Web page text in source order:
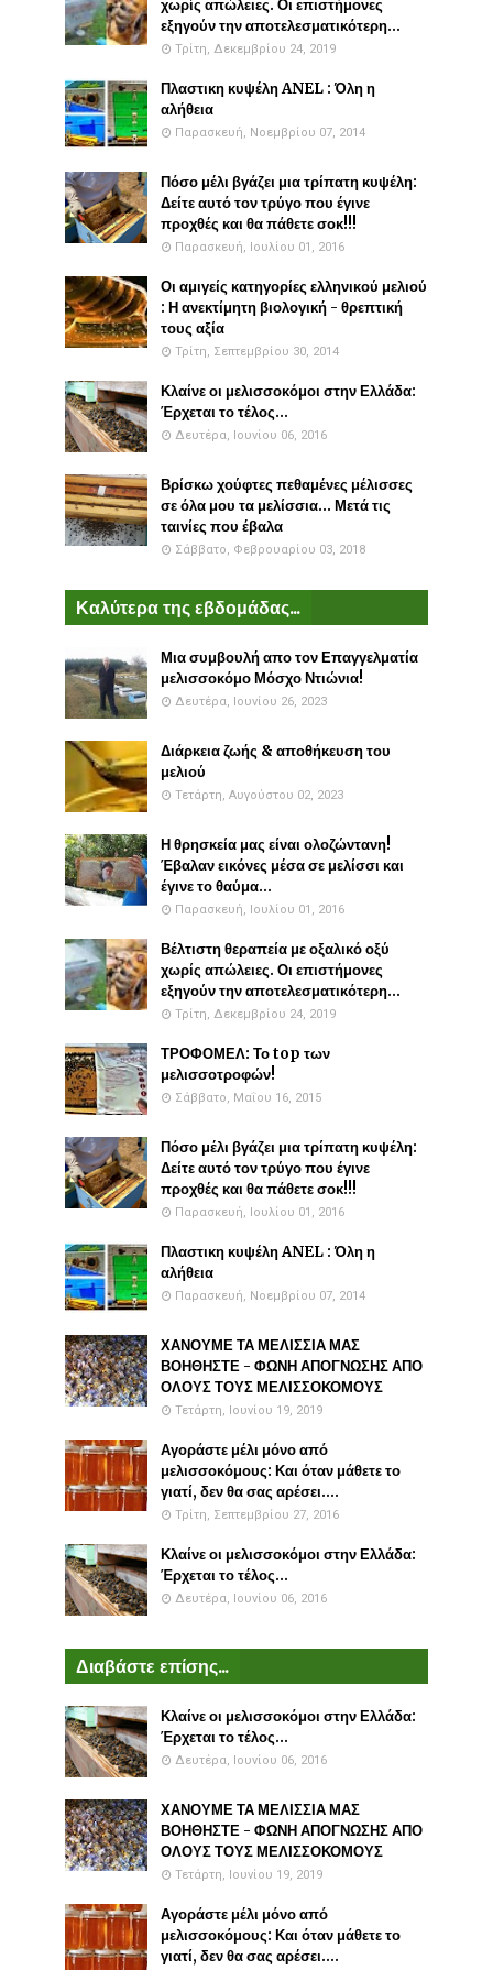
χωρίς απώλειες. Οι επιστήμονες
εξηγούν την αποτελεσματικότερη...
Τρίτη, Δεκεμβρίου 24, 2019
Πλαστικη κυψέλη ANEL : Όλη η
αλήθεια
Παρασκευή, Νοεμβρίου 07, 2014
Πόσο μέλι βγάζει μια τρίπατη κυψέλη:
Δείτε αυτό τον τρύγο που έγινε
προχθές και θα πάθετε σοκ!!!
Παρασκευή, Ιουλίου 01, 2016
Οι αμιγείς κατηγορίες ελληνικού μελιού
: Η ανεκτίμητη βιολογική - θρεπτική
τους αξία
Τρίτη, Σεπτεμβρίου 30, 2014
Κλαίνε οι μελισσοκόμοι στην Ελλάδα:
Έρχεται το τέλος...
Δευτέρα, Ιουνίου 06, 2016
Βρίσκω χούφτες πεθαμένες μέλισσες
σε όλα μου τα μελίσσια... Μετά τις
ταινίες που έβαλα
Σάββατο, Φεβρουαρίου 03, 2018
Καλύτερα της εβδομάδας...
Μια συμβουλή απο τον Επαγγελματία
μελισσοκόμο Μόσχο Ντιώνια!
Δευτέρα, Ιουνίου 26, 2023
Διάρκεια ζωής & αποθήκευση του
μελιού
Τετάρτη, Αυγούστου 02, 2023
Η θρησκεία μας είναι ολοζώντανη!
Έβαλαν εικόνες μέσα σε μελίσσι και
έγινε το θαύμα...
Παρασκευή, Ιουλίου 01, 2016
Βέλτιστη θεραπεία με οξαλικό οξύ
χωρίς απώλειες. Οι επιστήμονες
εξηγούν την αποτελεσματικότερη...
Τρίτη, Δεκεμβρίου 24, 2019
ΤΡΟΦΟΜΕΛ: Το top των
μελισσοτροφών!
Σάββατο, Μαΐου 16, 2015
Πόσο μέλι βγάζει μια τρίπατη κυψέλη:
Δείτε αυτό τον τρύγο που έγινε
προχθές και θα πάθετε σοκ!!!
Παρασκευή, Ιουλίου 01, 2016
Πλαστικη κυψέλη ANEL : Όλη η
αλήθεια
Παρασκευή, Νοεμβρίου 07, 2014
ΧΑΝΟΥΜΕ ΤΑ ΜΕΛΙΣΣΙΑ ΜΑΣ
ΒΟΗΘΗΣΤΕ - ΦΩΝΗ ΑΠΟΓΝΩΣΗΣ ΑΠΟ
ΟΛΟΥΣ ΤΟΥΣ ΜΕΛΙΣΣΟΚΟΜΟΥΣ
Τετάρτη, Ιουνίου 19, 2019
Αγοράστε μέλι μόνο από
μελισσοκόμους: Και όταν μάθετε το
γιατί, δεν θα σας αρέσει....
Τρίτη, Σεπτεμβρίου 27, 2016
Κλαίνε οι μελισσοκόμοι στην Ελλάδα:
Έρχεται το τέλος...
Δευτέρα, Ιουνίου 06, 2016
Διαβάστε επίσης...
Κλαίνε οι μελισσοκόμοι στην Ελλάδα:
Έρχεται το τέλος...
Δευτέρα, Ιουνίου 06, 2016
ΧΑΝΟΥΜΕ ΤΑ ΜΕΛΙΣΣΙΑ ΜΑΣ
ΒΟΗΘΗΣΤΕ - ΦΩΝΗ ΑΠΟΓΝΩΣΗΣ ΑΠΟ
ΟΛΟΥΣ ΤΟΥΣ ΜΕΛΙΣΣΟΚΟΜΟΥΣ
Τετάρτη, Ιουνίου 19, 2019
Αγοράστε μέλι μόνο από
μελισσοκόμους: Και όταν μάθετε το
γιατί, δεν θα σας αρέσει....